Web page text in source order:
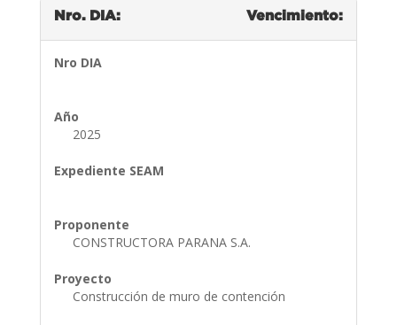
Nro. DIA: Vencimiento:
Nro DIA
Año
2025
Expediente SEAM
Proponente
CONSTRUCTORA PARANA S.A.
Proyecto
Construcción de muro de contención